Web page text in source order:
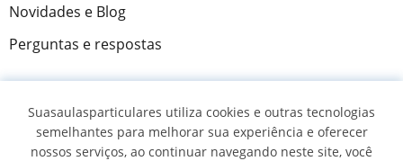
Novidades e Blog
Perguntas e respostas
Fantástica★★★★★ 9,5/10
Suasaulasparticulares utiliza cookies e outras tecnologias
semelhantes para melhorar sua experiência e oferecer
nossos serviços, ao continuar navegando neste site, você